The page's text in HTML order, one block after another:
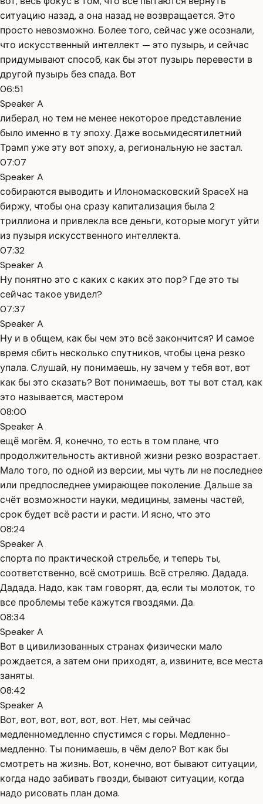
ситуацию назад, а она назад не возвращается. Это
просто невозможно. Более того, сейчас уже осознали,
что искусственный интеллект — это пузырь, и сейчас
придумывают способ, как бы этот пузырь перевести в
другой пузырь без спада. Вот
06:51
Speaker A
либерал, но тем не менее некоторое представление
было именно в ту эпоху. Даже восьмидесятилетний
Трамп уже эту вот эпоху, а, региональную не застал.
07:07
Speaker A
собираются выводить и Илономасковский SpaceX на
биржу, чтобы она сразу капитализация была 2
триллиона и привлекла все деньги, которые могут уйти
из пузыря искусственного интеллекта.
07:32
Speaker A
Ну понятно это с каких с каких это пор? Где это ты
сейчас такое увидел?
07:37
Speaker A
Ну и в общем, как бы чем это всё закончится? И самое
время сбить несколько спутников, чтобы цена резко
упала. Слушай, ну понимаешь, ну зачем у тебя вот, вот
как бы это сказать? Вот понимаешь, вот ты вот стал, как
это называется, мастером
08:00
Speaker A
ещё могём. Я, конечно, то есть в том плане, что
продолжительность активной жизни резко возрастает.
Мало того, по одной из версии, мы чуть ли не последнее
или предпоследнее умирающее поколение. Дальше за
счёт возможности науки, медицины, замены частей,
срок будет всё расти и расти. И ясно, что это
08:24
Speaker A
спорта по практической стрельбе, и теперь ты,
соответственно, всё смотришь. Всё стреляю. Дадада.
Дадада. Надо, как там говорят, да, если ты молоток, то
все проблемы тебе кажутся гвоздями. Да.
08:34
Speaker A
Вот в цивилизованных странах физически мало
рождается, а затем они приходят, а, извините, все места
заняты.
08:42
Speaker A
Вот, вот, вот, вот, вот, вот. Нет, мы сейчас
медленномедленно спустимся с горы. Медленно-
медленно. Ты понимаешь, в чём дело? Вот как бы
смотреть на жизнь. Вот, конечно, вот бывают ситуации,
когда надо забивать гвозди, бывают ситуации, когда
надо рисовать план дома.